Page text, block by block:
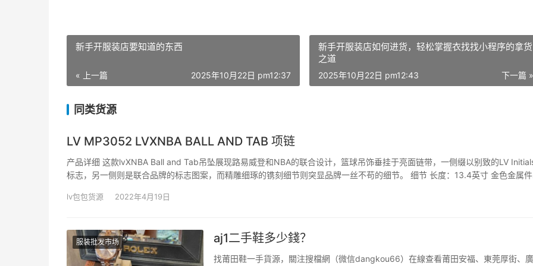
新手开服装店要知道的东西
« 上一篇 2025年10月22日 pm12:37
新手开服装店如何进货，轻松掌握衣找找小程序的拿货
之道
下一篇 »
2025年10月22日 pm12:43
同类货源
LV MP3052 LVXNBA BALL AND TAB 项链
产品详细 这款lvXNBA Ball and Tab吊坠展现路易威登和NBA的联合设计，篮球吊饰垂挂于亮面链带，一侧缀以别致的LV
标志，另一侧则是联合品牌的标志图案，而精雕细琢的镌刻细节则突显品牌一丝不苟的细节。 细节 长度：13.4英寸 金色金属件
lv包包货源 2022年4月19日
服装批发市场 aj1二手鞋多少錢？
找莆田鞋一手貨源，關注搜檔網（微信dangkou66）在線查看莆田安福、東莞厚街、